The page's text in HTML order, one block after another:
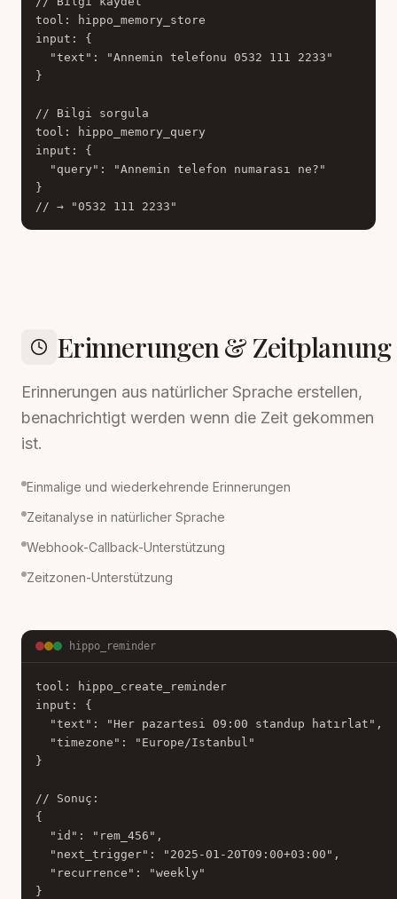
tool: hippo_memory_store
input: {
  "text": "Annemin telefonu 0532 111 2233"
}
// Bilgi sorgula
tool: hippo_memory_query
input: {
  "query": "Annemin telefon numarası ne?"
}
// → "0532 111 2233"
Erinnerungen & Zeitplanung
Erinnerungen aus natürlicher Sprache erstellen,
benachrichtigt werden wenn die Zeit gekommen
ist.
Einmalige und wiederkehrende Erinnerungen
Zeitanalyse in natürlicher Sprache
Webhook-Callback-Unterstützung
Zeitzonen-Unterstützung
hippo_reminder
tool: hippo_create_reminder
input: {
  "text": "Her pazartesi 09:00 standup hatırlat",
  "timezone": "Europe/Istanbul"
}
// Sonuç:
{
  "id": "rem_456",
  "next_trigger": "2025-01-20T09:00+03:00",
  "recurrence": "weekly"
}